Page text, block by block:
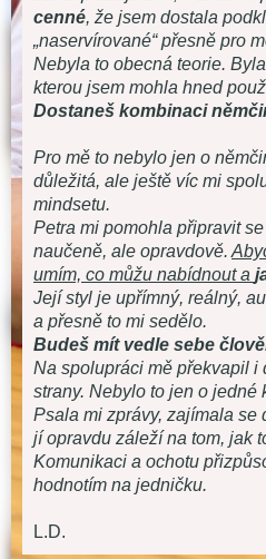
cenné, že jsem dostala
„naservírované“ přesně pro
Nebyla to obecná teorie.
kterou jsem mohla hned
Dostaneš kombinaci
Pro mě to nebylo jen o
důležitá, ale ještě víc mi
mindsetu.
Petra mi pomohla připravit
naučeně, ale opravdově.
umím, co můžu nabídnout a
Její styl je upřímný, reálný,
a přesně to mi sedělo.
Budeš mít vedle sebe
Na spolupráci mě překvapil i
strany. Nebylo to jen o jedné
Psala mi zprávy, zajímala se
jí opravdu záleží na tom, jak
Komunikaci a ochotu
hodnotím na jedničku.
L.D.